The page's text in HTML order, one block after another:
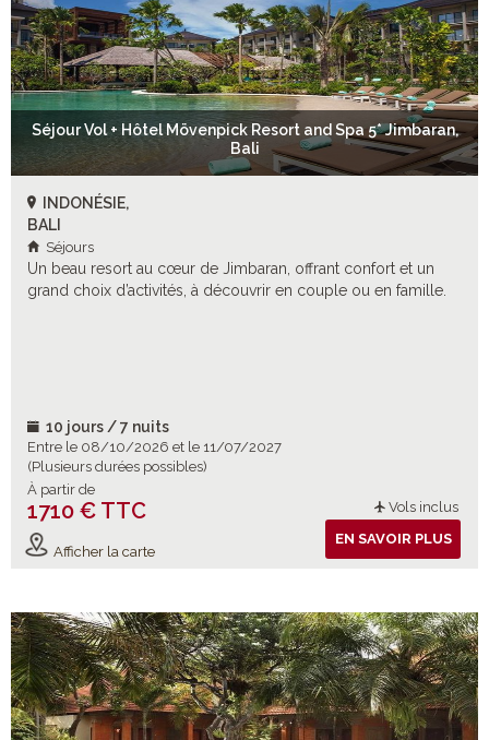
Séjour Vol + Hôtel Mövenpick Resort and Spa 5* Jimbaran,
Bali
INDONÉSIE,
BALI
Séjours
Un beau resort au cœur de Jimbaran, offrant confort et un
grand choix d’activités, à découvrir en couple ou en famille.
10 jours / 7 nuits
Entre le 08/10/2026 et le 11/07/2027
(Plusieurs durées possibles)
À partir de
1710 € TTC Vols inclus
Afficher la carte
EN SAVOIR PLUS